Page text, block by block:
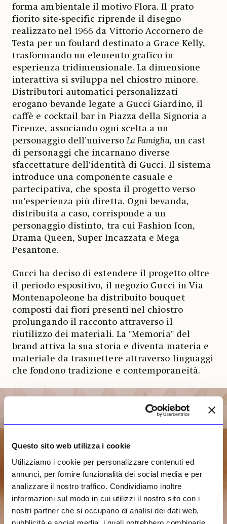
Questo sito web utilizza i cookie
Utilizziamo i cookie per personalizzare contenuti ed
annunci, per fornire funzionalità dei social media e per
analizzare il nostro traffico. Condividiamo inoltre
informazioni sul modo in cui utilizzi il nostro sito con i
nostri partner che si occupano di analisi dei dati web,
forma ambientale il motivo Flora. Il prato
fiorito site-specific riprende il disegno
realizzato nel 1966 da Vittorio Accornero de
Testa per un foulard destinato a Grace Kelly,
trasformando un elemento grafico in
esperienza tridimensionale. La dimensione
interattiva si sviluppa nel chiostro minore.
Distributori automatici personalizzati
erogano bevande legate a Gucci Giardino, il
caffè e cocktail bar in Piazza della Signoria a
Firenze, associando ogni scelta a un
personaggio dell’universoLa Famiglia, un cast
di personaggi che incarnano diverse
sfaccettature dell'identità di Gucci. Il sistema
introduce una componente casuale e
partecipativa, che sposta il progetto verso
un’esperienza più diretta. Ogni bevanda,
distribuita a caso, corrisponde a un
personaggio distinto, tra cui Fashion Icon,
Drama Queen, Super Incazzata e Mega
Pesantone.
Gucci ha deciso di estendere il progetto oltre
il periodo espositivo, il negozio Gucci in Via
Montenapoleone ha distribuito bouquet
composti dai fiori presenti nel chiostro
prolungando il racconto attraverso il
riutilizzo dei materiali. La "Memoria" del
brand attiva la sua storia e diventa materia e
materiale da trasmettere attraverso linguaggi
che fondono tradizione e contemporaneità.